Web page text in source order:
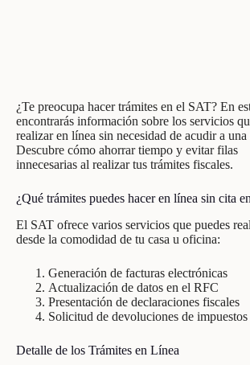
¿Te preocupa hacer trámites en el SAT? En
encontrarás información sobre los servicios
realizar en línea sin necesidad de acudir a
Descubre cómo ahorrar tiempo y evitar filas
innecesarias al realizar tus trámites fiscales.
¿Qué trámites puedes hacer en línea sin cita
El SAT ofrece varios servicios que puedes
desde la comodidad de tu casa u oficina:
Generación de facturas electrónicas
Actualización de datos en el RFC
Presentación de declaraciones fiscales
Solicitud de devoluciones de impuestos
Detalle de los Trámites en Línea